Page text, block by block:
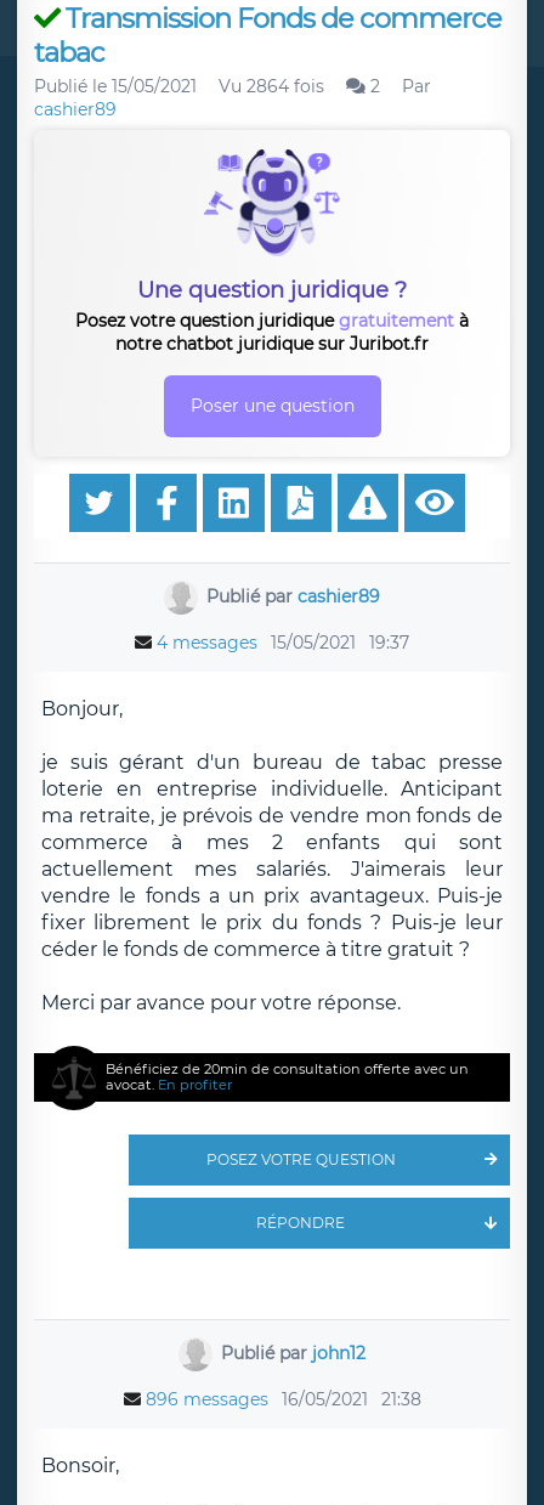
Transmission Fonds de commerce
tabac
Publié le 15/05/2021 Vu 2864 fois 2
Par
cashier89
Une question juridique ?
Posez votre question juridiquegratuitement à
notre chatbot juridique sur Juribot.fr
Poser une question
Publié parcashier89
4 messages 15/05/2021 19:37
Bonjour,
je suis gérant d'un bureau de tabac presse
loterie en entreprise individuelle. Anticipant
ma retraite, je prévois de vendre mon fonds de
commerce à mes 2 enfants qui sont
actuellement mes salariés. J'aimerais leur
vendre le fonds a un prix avantageux. Puis-je
fixer librement le prix du fonds ? Puis-je leur
céder le fonds de commerce à titre gratuit ?
Merci par avance pour votre réponse.
Bénéficiez de 20min de consultation offerte avec un
avocat. En profiter
POSEZ VOTRE QUESTION
RÉPONDRE
Publié par john12
896 messages 16/05/2021 21:38
Bonsoir,